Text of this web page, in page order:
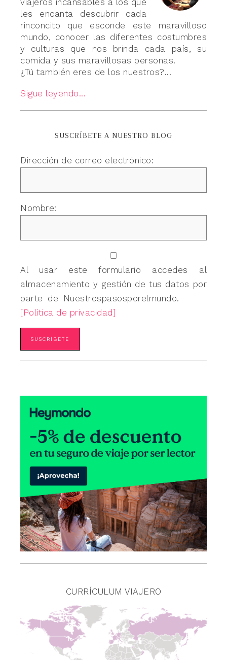
viajeros incansables a los que
les encanta descubrir cada
rinconcito que esconde este maravilloso
mundo, conocer las diferentes costumbres
y culturas que nos brinda cada país, su
comida y sus maravillosas personas.
¿Tú también eres de los nuestros?...
Sigue leyendo...
SUSCRÍBETE A NUESTRO BLOG
Dirección de correo electrónico:
Nombre:
Al usar este formulario accedes al
almacenamiento y gestión de tus datos por
parte de Nuestrospasosporelmundo.
[Política de privacidad]
CURRÍCULUM VIAJERO